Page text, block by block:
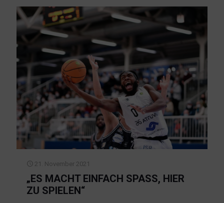
21. November 2021
„ES MACHT EINFACH SPASS, HIER Z
U SPIELEN“